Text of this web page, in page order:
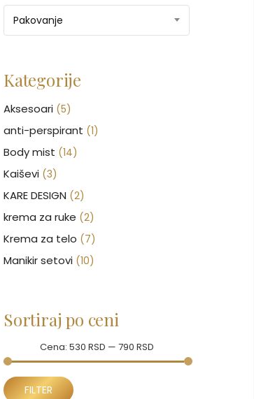
Pakovanje
Kategorije
Aksesoari (5)
anti-perspirant (1)
Body mist (14)
Kaiševi (3)
KARE DESIGN (2)
krema za ruke (2)
Krema za telo (7)
Manikir setovi (10)
Nega lica (88)
Nega tela (93)
Neseseri
Novčanici (51)
Sortiraj po ceni
FILTER
Cena: 530 RSD — 790 RSD